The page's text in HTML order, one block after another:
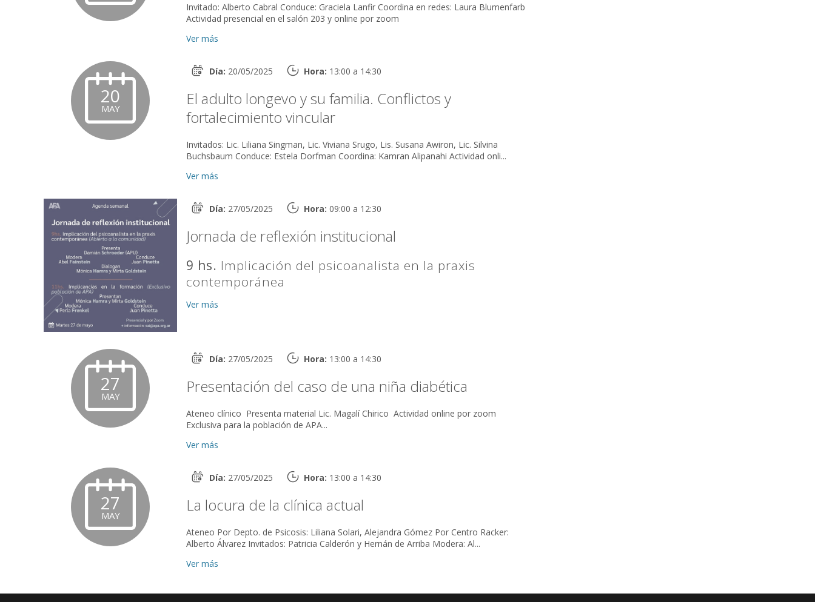
Invitado: Alberto Cabral Conduce: Graciela Lanfir Coordina en redes: Laura Blumenfarb
Actividad presencial en el salón 203 y online por zoom
Ver más
20
MAY
Día: 20/05/2025 Hora: 13:00 a 14:30
El adulto longevo y su familia. Conflictos y
fortalecimiento vincular
Invitados: Lic. Liliana Singman, Lic. Viviana Srugo, Lis. Susana Awiron, Lic. Silvina
Buchsbaum Conduce: Estela Dorfman Coordina: Kamran Alipanahi Actividad onli...
Ver más
Día: 27/05/2025 Hora: 09:00 a 12:30
Jornada de reflexión institucional
9 hs. Implicación del psicoanalista en la praxis
contemporánea
Presenta:
Mónica Hamra y Mirta Golsdtein
Abierto a la comunidad
11 hs. Implicancias en la formación
A partir del texto de Damian Schroeder*
1. Perfil endogámico de la praxis de formación
Modera:Perla Frenkel
Actividad exclusiva para la población de APA
Ver más
27
MAY
Día: 27/05/2025 Hora: 13:00 a 14:30
Presentación del caso de una niña diabética
Ateneo clínico Presenta material Lic. Magalí Chirico Actividad online por zoom
Exclusiva para la población de APA...
Ver más
27
MAY
Día: 27/05/2025 Hora: 13:00 a 14:30
La locura de la clínica actual
Ateneo Por Depto. de Psicosis: Liliana Solari, Alejandra Gómez Por Centro Racker:
Alberto Álvarez Invitados: Patricia Calderón y Hernán de Arriba Modera: Al...
Ver más